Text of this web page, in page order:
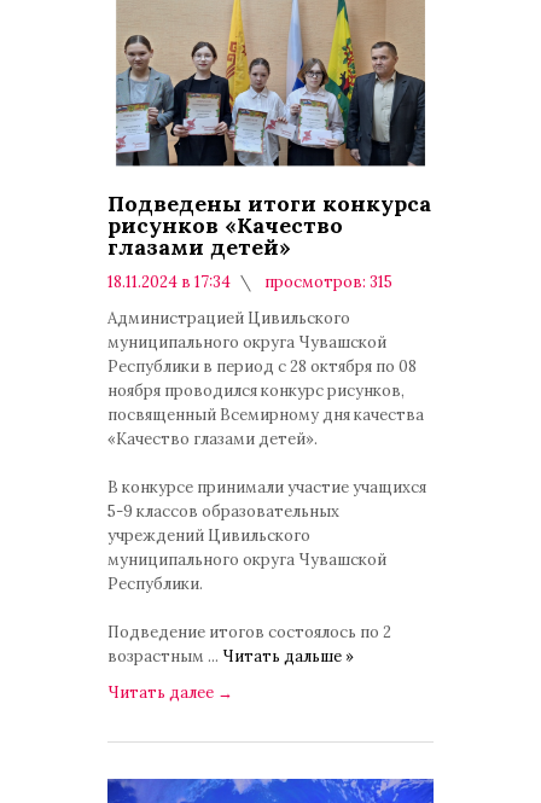
Подведены итоги конкурса
рисунков «Качество
глазами детей»
18.11.2024 в 17:34
просмотров: 315
Администрацией Цивильского
муниципального округа Чувашской
Республики в период с 28 октября по 08
ноября проводился конкурс рисунков,
посвященный Всемирному дня качества
«Качество глазами детей».
В конкурсе принимали участие учащихся
5-9 классов образовательных
учреждений Цивильского
муниципального округа Чувашской
Республики.
Подведение итогов состоялось по 2
возрастным ... Читать дальше »
Читать далее →